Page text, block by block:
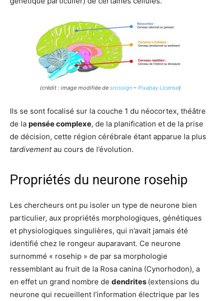
(crédit : image modifiée de srossign– Pixabay License)
Ils se sont focalisé sur la couche 1 du néocortex, théâtre
de la pensée complexe, de la planification et de la prise
de décision, cette région cérébrale étant apparue la plus
tardivementau cours de l’évolution.
Propriétés du neurone rosehip
Les chercheurs ont pu isoler un type de neurone bien
particulier, aux propriétés morphologiques, génétiques
et physiologiques singulières, qui n’avait jamais été
identifié chez le rongeur auparavant. Ce neurone
surnommé « rosehip » de par sa morphologie
ressemblant au fruit de la Rosa canina (Cynorhodon), a
en effet un grand nombre de dendrites (extensions du
neurone qui recueillent l’information électrique par les